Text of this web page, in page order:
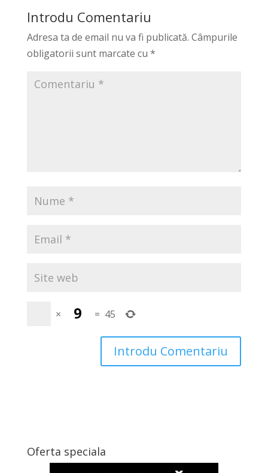
Introdu Comentariu
Adresa ta de email nu va fi publicată. Câmpurile
obligatorii sunt marcate cu *
× = 45
Oferta speciala